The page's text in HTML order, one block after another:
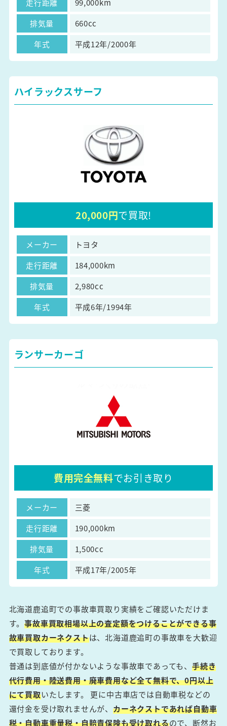
排気量
660cc
年式
平成12年/2000年
ハイラックスサーフ
20,000円で買取!
メーカー
トヨタ
走行距離
184,000km
排気量
2,980cc
年式
平成6年/1994年
ランサーカーゴ
費用完全無料でお引き取り
メーカー
三菱
走行距離
190,000km
排気量
1,500cc
年式
平成17年/2005年
北海道鹿追町での事故車買取り実績をご確認いただけま
す。事故車買取相場以上の査定額をつけることができる事
故車買取カーネクストは、北海道鹿追町の事故車を大歓迎
で買取しております。
普通は到底値が付かないような事故車であっても、手続き
代行費用・陸送費用・廃車費用など全て無料で、0円以上
にて買取いたします。 更に中古車店では自動車税などの
還付金を受け取れませんが、カーネクストであれば自動車
税・自動車重量税・自賠責保険も受け取れるので、断然お